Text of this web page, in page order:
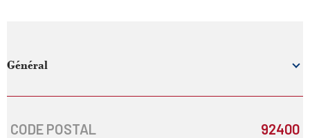
Général
Caractérisque Valeurs
CODE POSTAL 92400